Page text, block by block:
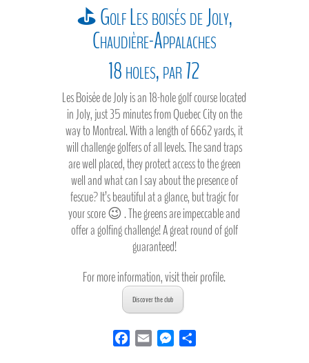
⛳ Golf Les boisés de Joly,
Chaudière-Appalaches
18 holes, par 72
Les Boisée de Joly is an 18-hole golf course located
in Joly, just 35 minutes from Quebec City on the
way to Montreal. With a length of 6662 yards, it
will challenge golfers of all levels. The sand traps
are well placed, they protect access to the green
well and what can I say about the presence of
fescue? It’s beautiful at a glance, but tragic for
your score 😉 . The greens are impeccable and
offer a golfing challenge! A great round of golf
guaranteed!
For more information, visit their profile.
Discover the club